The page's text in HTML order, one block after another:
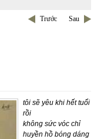
Trước Sau
tôi sẽ yêu khi hết tuổi
rồi
không sức vóc chỉ
huyền hồ bóng dáng